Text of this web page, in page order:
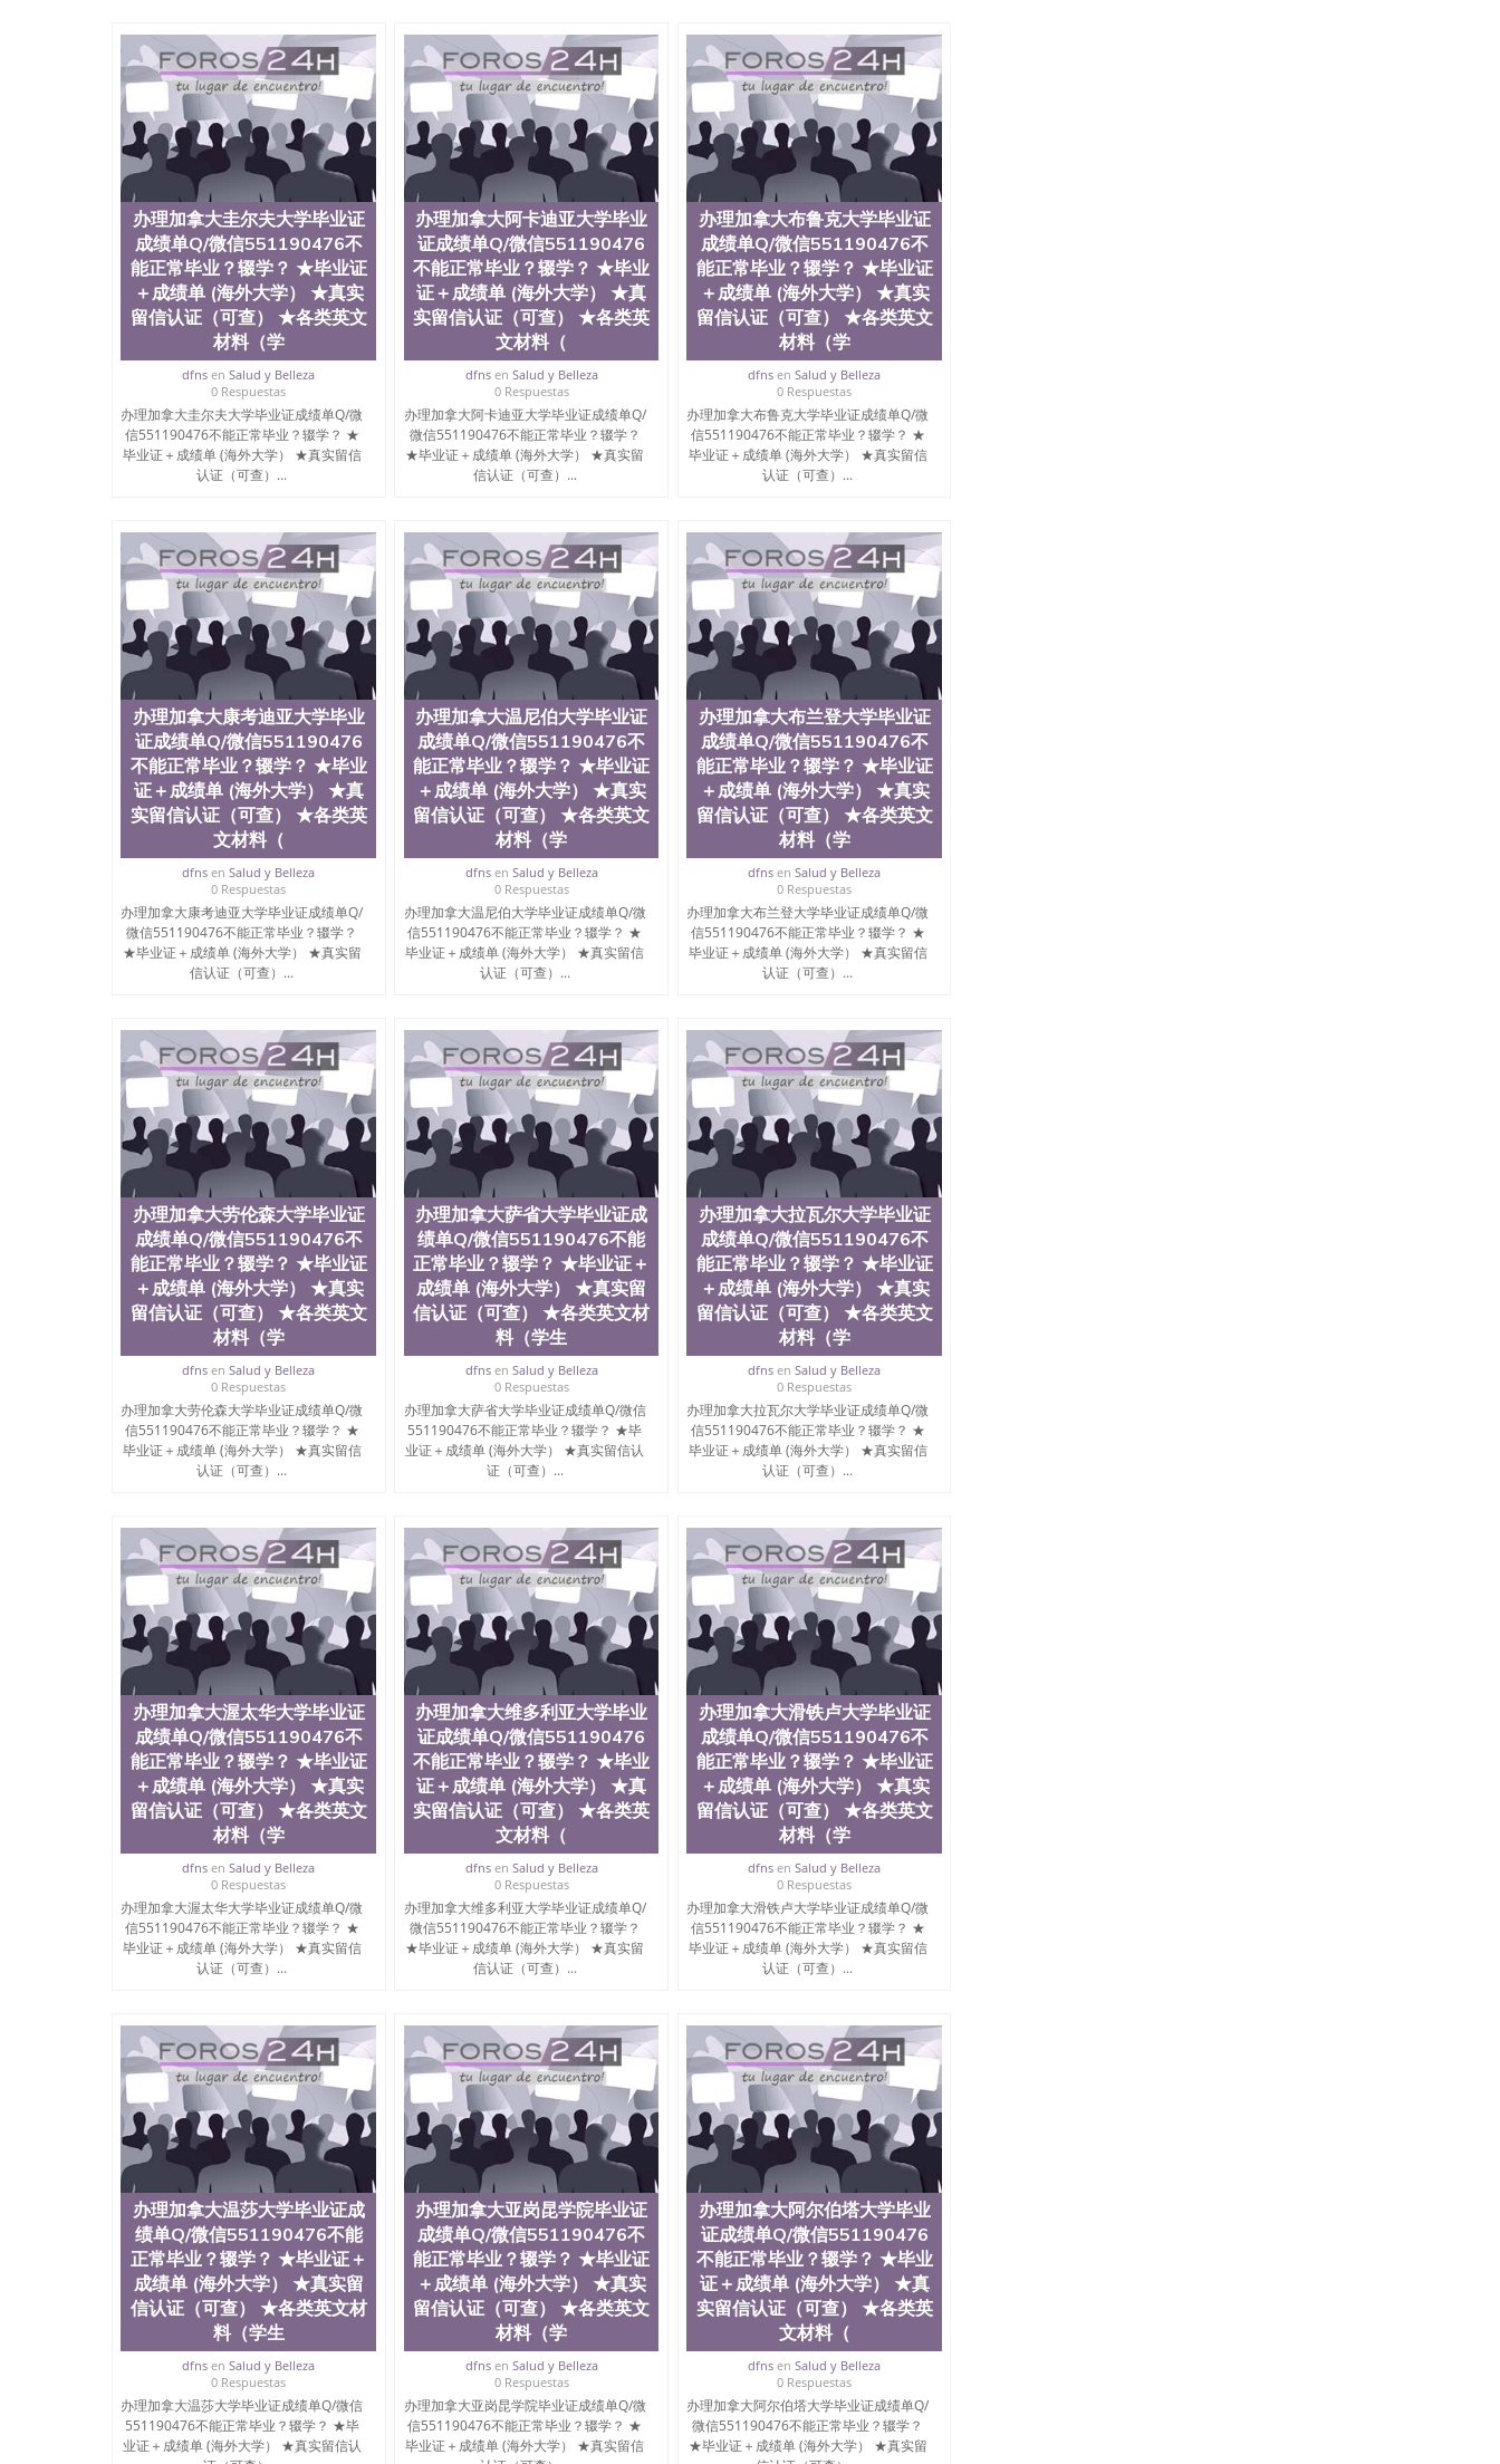
本科、硕士及博士学位。学校的专业课程包括：会计学、MBA、财务、教育、建筑工程、经济、医学、护
理、文学、音乐、生物学、统计学、美术、电子工程、天文学、农业、环境污染控制、历史、电气工程、
生物工程、建筑设计、工商管理、材料科学、机械工程、航天工程、土木工程、数学、化学、英语、社会
科学、心理学、戏剧、市场营销、机械工程、计算机科学、物理学、人工智能、商科、金融专业 1、客户
提供相关材料，确定客户办理信息，给出操作方案； 2、补充毕业证成绩单等相关材料； 3、留服注册申请
账号，付定金； 4、预约递交时间，公司人员陪同客户本人一起去留服递交材料； 5、等待结果，完成结果
书留服直接邮寄给客户 6、客户确认收到结果，付余款。 我们对海外大学及学院的毕业证成绩单所使用的
材料，尺寸大小，防伪结构（包括：水印，阴影底纹，钢印LOGO烫金烫银，LOGO烫金烫银复合重叠。 文
字图案浮雕，激光镭射，紫外荧光，温感，复印防伪）都有原版本文凭对照。质量得到了广大海外客户群
体的认可，同时和海外学校留学中介， 同时能做到与时俱进，及时掌握各大院校的（毕业证，成绩单，资
格证，学生卡，结业证，录取通知书，在读证明等相关材料）的版本更新信息， 能够在时间掌握的海外学
历文凭的样版，尺寸大小，纸张材质，防伪技术等等，并在时间收集到原版实物，以求达到客户的需求。
我们的优势： 我们在保证合理定价的同时，坚持较高性价比，通过品质和效率不断优化，为您倾情诠释什
么是高性价比。 咨询顾问：Sam q/微信:551190476 Q/微信:551190476办理毕业证成绩单、教育部认证,录
取通知书，雅思，留学回国证明.
公司专业制作、办理、仿制、成绩单文凭、改成绩、教育部学历学位认证、毕业证、成绩单、文凭、学历
文凭、假文凭假毕业证假学历书制作、假制作、办理、仿制学位证书、毕业证文凭、文凭毕业证、毕业证
认证、留服认证、使馆认证、使馆证明、使馆留学回国人员证明、留学生认证、学历认证、文凭认证学位
认证、留学生学历认证、留学生学位认证、英国文凭学历、美国文凭学历、澳洲文凭学历、加拿大文凭学
历、新西兰学历认证等q:551190476 微信：551190476 圣何塞州立大学毕业证（San Jose State
University）圣何塞州立大学毕业证（San Jose State University）圣何塞州立大学毕业证（San Jose State
State University）圣何塞州立大学（San Jose State University）圣何塞州立大学（San Jose State
University）圣何塞州立大学（ San Jose State University）圣何塞州立大学（San Jose State University）
圣何塞州立大学文凭（San Jose State University）圣何塞州立大学文凭（San Jose State University）文凭
圣何塞州立大学文凭（San Jose State University）圣何塞州立大学学历（ San Jose State University）圣何
塞州立大学学历（San Jose State University）圣何塞州立大学学历（San Jose State University）圣 塞州立
大学学历（San Jose State University）圣何塞州立大学（San Jose State University）圣何塞州立大学
（San Jose State University）圣何塞州立大学（San Jose State University）圣何塞州立大学（San Jose
State University）圣何塞州立大学学位证（San Jose State University）圣何塞州立大学学位证（San Jose
State University）圣何塞州立大学学位证（San Jose State University）圣何塞州立大学（San Jose State
University）圣何塞州立大学（San Jose State University）圣何塞州立大学（San Jose State University）圣
何塞州立大学（San Jose State University）圣何塞州立大学学位证（San Jose State University）圣何塞州
立大学学位证（San Jose State University）圣何塞州立大学结业证（San Jose State University）圣何塞州
立大学结业证（San Jose State University）圣何塞州立大学结业证（San Jose State University）圣何塞州
立大学学位证（San Jose State University）圣何塞州立大学学位证（San Jose State University）圣何塞州
立大学学历证书（San Jose State University）圣何塞州立大学学历证书（San Jose State University）圣何
塞州立大学学历证书（San Jose State University）澳洲读书未毕业找人做文凭学位qq微信551190476澳洲
读CQU中央昆士兰大学学历 绩单购买学位证书/澳洲读本科硕士做文凭/购买澳洲大学毕业证成绩单假文凭
学历offieUniversityofSouthernQueensland 澳洲读书未毕业找人做文凭学位qq微信551190476澳洲读CQU中
央昆士兰大学学历成绩单购买学位证书/澳洲读本科硕士做文凭/购买澳洲大学毕业证成绩单假文凭学历办
理加拿大圣文森山大学毕业证成绩单Q/微信551190476不能正常毕业？辍学？ ★毕业证＋成绩单 (海外大
学） ★真实留信认证（可查） ★各类英文材料（学生卡、录取通知书offer，雅思托福成绩单 Mount Saint
Vincent University
办理加拿大圭尔夫大学毕业证
成绩单Q/微信551190476不
能正常毕业？辍学？ ★毕业证
＋成绩单 (海外大学） ★真实
留信认证（可查） ★各类英文
材料（学
dfns enSalud y Belleza
0 Respuestas
办理加拿大圭尔夫大学毕业证成绩单Q/微
信551190476不能正常毕业？辍学？ ★
毕业证＋成绩单 (海外大学） ★真实留信
认证（可查）...
办理加拿大阿卡迪亚大学毕业
证成绩单Q/微信551190476
不能正常毕业？辍学？ ★毕业
证＋成绩单 (海外大学） ★真
实留信认证（可查） ★各类英
文材料（
dfnsen Salud y Belleza
0 Respuestas
办理加拿大阿卡迪亚大学毕业证成绩单Q/
微信551190476不能正常毕业？辍学？
★毕业证＋成绩单 (海外大学） ★真实留
信认证（可查）...
办理加拿大布鲁克大学毕业证
成绩单Q/微信551190476不
能正常毕业？辍学？ ★毕业证
＋成绩单 (海外大学） ★真实
留信认证（可查） ★各类英文
材料（学
dfns enSalud y Belleza
0 Respuestas
办理加拿大布鲁克大学毕业证成绩单Q/微
信551190476不能正常毕业？辍学？ ★
毕业证＋成绩单 (海外大学） ★真实留信
认证（可查）...
办理加拿大康考迪亚大学毕业
证成绩单Q/微信551190476
不能正常毕业？辍学？ ★毕业
证＋成绩单 (海外大学） ★真
实留信认证（可查） ★各类英
文材料（
dfns enSalud y Belleza
0 Respuestas
办理加拿大康考迪亚大学毕业证成绩单Q/
微信551190476不能正常毕业？辍学？
★毕业证＋成绩单 (海外大学） ★真实留
信认证（可查）...
办理加拿大温尼伯大学毕业证
成绩单Q/微信551190476不
能正常毕业？辍学？ ★毕业证
＋成绩单 (海外大学） ★真实
留信认证（可查） ★各类英文
材料（学
dfnsen Salud y Belleza
0 Respuestas
办理加拿大温尼伯大学毕业证成绩单Q/微
信551190476不能正常毕业？辍学？ ★
毕业证＋成绩单 (海外大学） ★真实留信
认证（可查）...
办理加拿大布兰登大学毕业证
成绩单Q/微信551190476不
能正常毕业？辍学？ ★毕业证
＋成绩单 (海外大学） ★真实
留信认证（可查） ★各类英文
材料（学
dfns enSalud y Belleza
0 Respuestas
办理加拿大布兰登大学毕业证成绩单Q/微
信551190476不能正常毕业？辍学？ ★
毕业证＋成绩单 (海外大学） ★真实留信
认证（可查）...
办理加拿大劳伦森大学毕业证
成绩单Q/微信551190476不
能正常毕业？辍学？ ★毕业证
＋成绩单 (海外大学） ★真实
留信认证（可查） ★各类英文
材料（学
dfns enSalud y Belleza
0 Respuestas
办理加拿大劳伦森大学毕业证成绩单Q/微
信551190476不能正常毕业？辍学？ ★
毕业证＋成绩单 (海外大学） ★真实留信
认证（可查）...
办理加拿大萨省大学毕业证成
绩单Q/微信551190476不能
正常毕业？辍学？ ★毕业证＋
成绩单 (海外大学） ★真实留
信认证（可查） ★各类英文材
料（学生
dfnsen Salud y Belleza
0 Respuestas
办理加拿大萨省大学毕业证成绩单Q/微信
551190476不能正常毕业？辍学？ ★毕
业证＋成绩单 (海外大学） ★真实留信认
证（可查）...
办理加拿大拉瓦尔大学毕业证
成绩单Q/微信551190476不
能正常毕业？辍学？ ★毕业证
＋成绩单 (海外大学） ★真实
留信认证（可查） ★各类英文
材料（学
dfns enSalud y Belleza
0 Respuestas
办理加拿大拉瓦尔大学毕业证成绩单Q/微
信551190476不能正常毕业？辍学？ ★
毕业证＋成绩单 (海外大学） ★真实留信
认证（可查）...
办理加拿大渥太华大学毕业证
成绩单Q/微信551190476不
能正常毕业？辍学？ ★毕业证
＋成绩单 (海外大学） ★真实
留信认证（可查） ★各类英文
材料（学
dfns enSalud y Belleza
0 Respuestas
办理加拿大渥太华大学毕业证成绩单Q/微
信551190476不能正常毕业？辍学？ ★
毕业证＋成绩单 (海外大学） ★真实留信
认证（可查）...
办理加拿大维多利亚大学毕业
证成绩单Q/微信551190476
不能正常毕业？辍学？ ★毕业
证＋成绩单 (海外大学） ★真
实留信认证（可查） ★各类英
文材料（
dfnsen Salud y Belleza
0 Respuestas
办理加拿大维多利亚大学毕业证成绩单Q/
微信551190476不能正常毕业？辍学？
★毕业证＋成绩单 (海外大学） ★真实留
信认证（可查）...
办理加拿大滑铁卢大学毕业证
成绩单Q/微信551190476不
能正常毕业？辍学？ ★毕业证
＋成绩单 (海外大学） ★真实
留信认证（可查） ★各类英文
材料（学
dfns enSalud y Belleza
0 Respuestas
办理加拿大滑铁卢大学毕业证成绩单Q/微
信551190476不能正常毕业？辍学？ ★
毕业证＋成绩单 (海外大学） ★真实留信
认证（可查）...
办理加拿大温莎大学毕业证成
绩单Q/微信551190476不能
正常毕业？辍学？ ★毕业证＋
成绩单 (海外大学） ★真实留
信认证（可查） ★各类英文材
料（学生
dfns enSalud y Belleza
0 Respuestas
办理加拿大温莎大学毕业证成绩单Q/微信
551190476不能正常毕业？辍学？ ★毕
业证＋成绩单 (海外大学） ★真实留信认
办理加拿大亚岗昆学院毕业证
成绩单Q/微信551190476不
能正常毕业？辍学？ ★毕业证
＋成绩单 (海外大学） ★真实
留信认证（可查） ★各类英文
材料（学
dfnsen Salud y Belleza
0 Respuestas
办理加拿大亚岗昆学院毕业证成绩单Q/微
信551190476不能正常毕业？辍学？ ★
毕业证＋成绩单 (海外大学） ★真实留信
办理加拿大阿尔伯塔大学毕业
证成绩单Q/微信551190476
不能正常毕业？辍学？ ★毕业
证＋成绩单 (海外大学） ★真
实留信认证（可查） ★各类英
文材料（
dfns enSalud y Belleza
0 Respuestas
办理加拿大阿尔伯塔大学毕业证成绩单Q/
微信551190476不能正常毕业？辍学？
★毕业证＋成绩单 (海外大学） ★真实留